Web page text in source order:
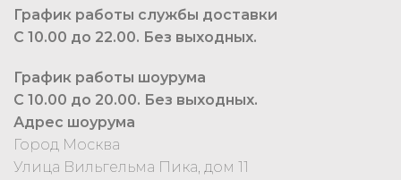
График работы службы доставки
С 10.00 до 22.00. Без выходных.
График работы шоурума
С 10.00 до 20.00. Без выходных.
Адрес шоурума
Город Москва
Улица Вильгельма Пика, дом 11